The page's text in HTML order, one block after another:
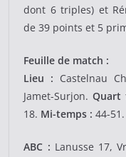
dont 6 triples) et
de 39 points et 5
Feuille de match :
Lieu : Castelnau
Jamet-Surjon.
18. Mi-temps :44-
ABC : Lanusse 17,